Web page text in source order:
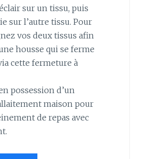
sur un tissu, puis
sur l’autre tissu. Pour
vos deux tissus afin
housse qui se ferme
cette fermeture à
possession d’un
maison pour
de repas avec